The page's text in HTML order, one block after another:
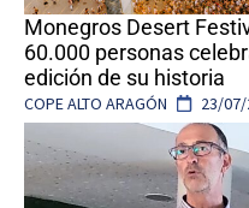
Monegros Desert
60.000 personas
edición de su historia
COPE ALTO ARAGÓN 23/